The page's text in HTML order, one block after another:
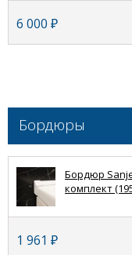
6 000 ₽
Бордюры
Бордюр
комплект
1 961 ₽